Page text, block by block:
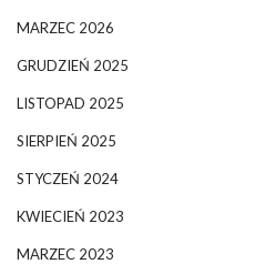
MARZEC 2026
GRUDZIEŃ 2025
LISTOPAD 2025
SIERPIEŃ 2025
STYCZEŃ 2024
KWIECIEŃ 2023
MARZEC 2023